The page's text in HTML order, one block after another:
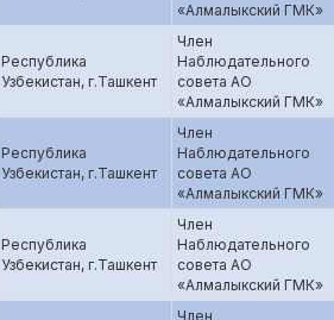
«Алмалыкский ГМК»
Республика
Узбекистан, г.Ташкент
Член
Наблюдательного
совета АО
«Алмалыкский ГМК»
Республика
Узбекистан, г.Ташкент
Член
Наблюдательного
совета АО
«Алмалыкский ГМК»
Республика
Узбекистан, г.Ташкент
Член
Наблюдательного
совета АО
«Алмалыкский ГМК»
Член